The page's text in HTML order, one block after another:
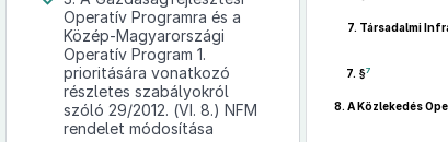
Operatív Programra és a
Közép-Magyarországi
Operatív Program 1.
prioritására vonatkozó
részletes szabályokról
szóló 29/2012. (VI. 8.) NFM
rendelet módosítása
7. Társadalmi
7. §7
8. A Közlekedés